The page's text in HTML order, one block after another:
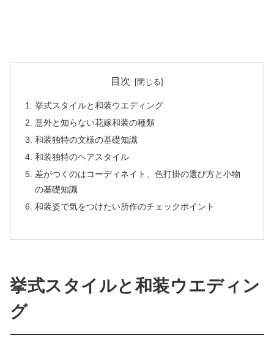
目次
挙式スタイルと和装ウエディング
意外と知らない花嫁和装の種類
和装独特の文様の基礎知識
和装独特のヘアスタイル
差がつくのはコーディネイト、色打掛の選び方と小物
の基礎知識
和装姿で気をつけたい所作のチェックポイント
挙式スタイルと和装ウエディン
グ